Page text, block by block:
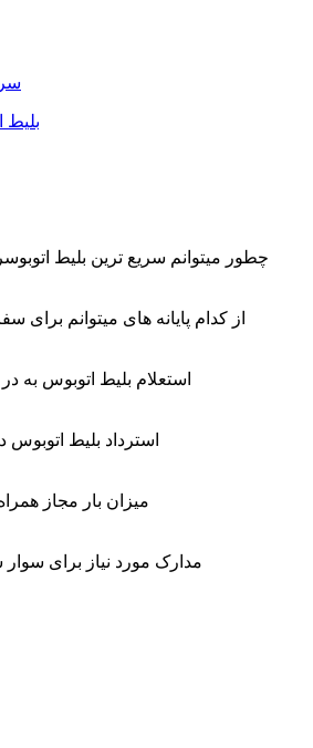
بلیط
چطور میتوانم سریع ترین بلیط اتوبوس
از کدام پایانه های میتوانم برای
استعلام بلیط اتوبوس به
استرداد بلیط اتوبوس
میزان بار مجاز
مدارک مورد نیاز برای